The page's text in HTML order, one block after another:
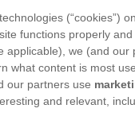
über die
der
mit
(“cookies”)
functions properly
we (and our
what content is most
our partners use
and relevant,